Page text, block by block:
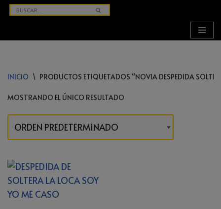
AL
INICIO \ PRODUCTOS ETIQUETADOS “NOVIA DESPEDIDA
MOSTRANDO EL ÚNICO RESULTADO